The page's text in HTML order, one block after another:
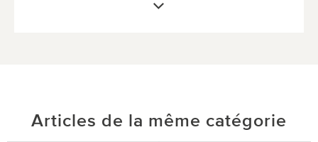
Articles de la même catégorie